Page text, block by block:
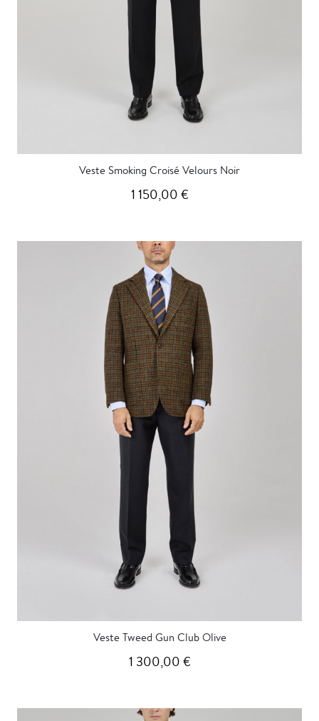
Veste Smoking Croisé Velours Noir
1 150,00 €
Veste Tweed Gun Club Olive
1 300,00 €